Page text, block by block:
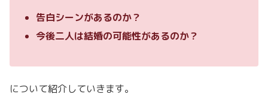
告白シーンがあるのか？
今後二人は結婚の可能性があるのか？
について紹介していきます。